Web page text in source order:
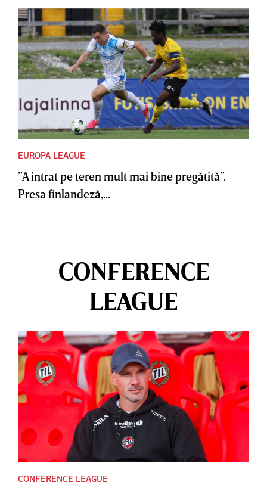
EUROPA LEAGUE
”A intrat pe teren mult mai bine pregătită”.
Presa finlandeză,...
CONFERENCE
LEAGUE
CONFERENCE LEAGUE